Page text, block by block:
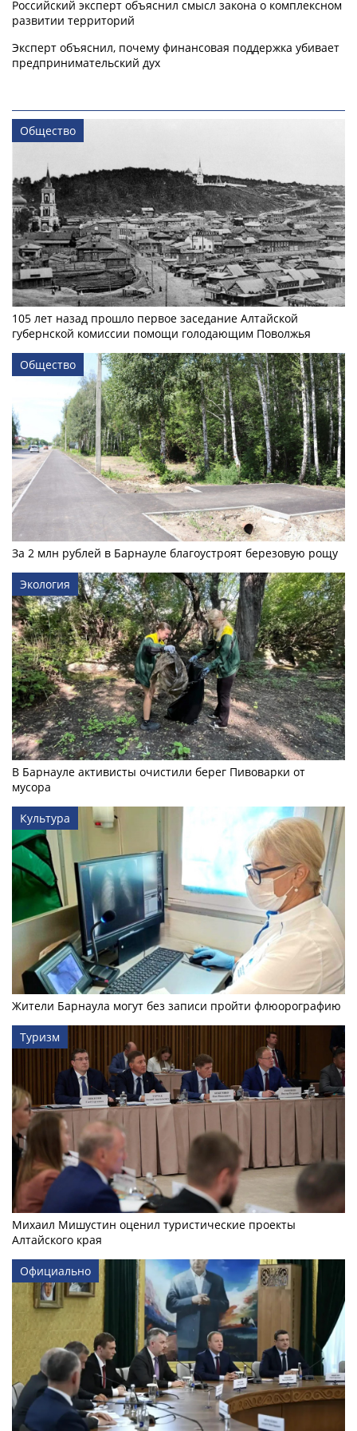
Российский эксперт объяснил смысл закона о комплексном
развитии территорий
Эксперт объяснил, почему финансовая поддержка убивает
предпринимательский дух
Общество
105 лет назад прошло первое заседание Алтайской
губернской комиссии помощи голодающим Поволжья
Общество
За 2 млн рублей в Барнауле благоустроят березовую рощу
Экология
В Барнауле активисты очистили берег Пивоварки от
мусора
Культура
Жители Барнаула могут без записи пройти флюорографию
Туризм
Михаил Мишустин оценил туристические проекты
Алтайского края
Официально